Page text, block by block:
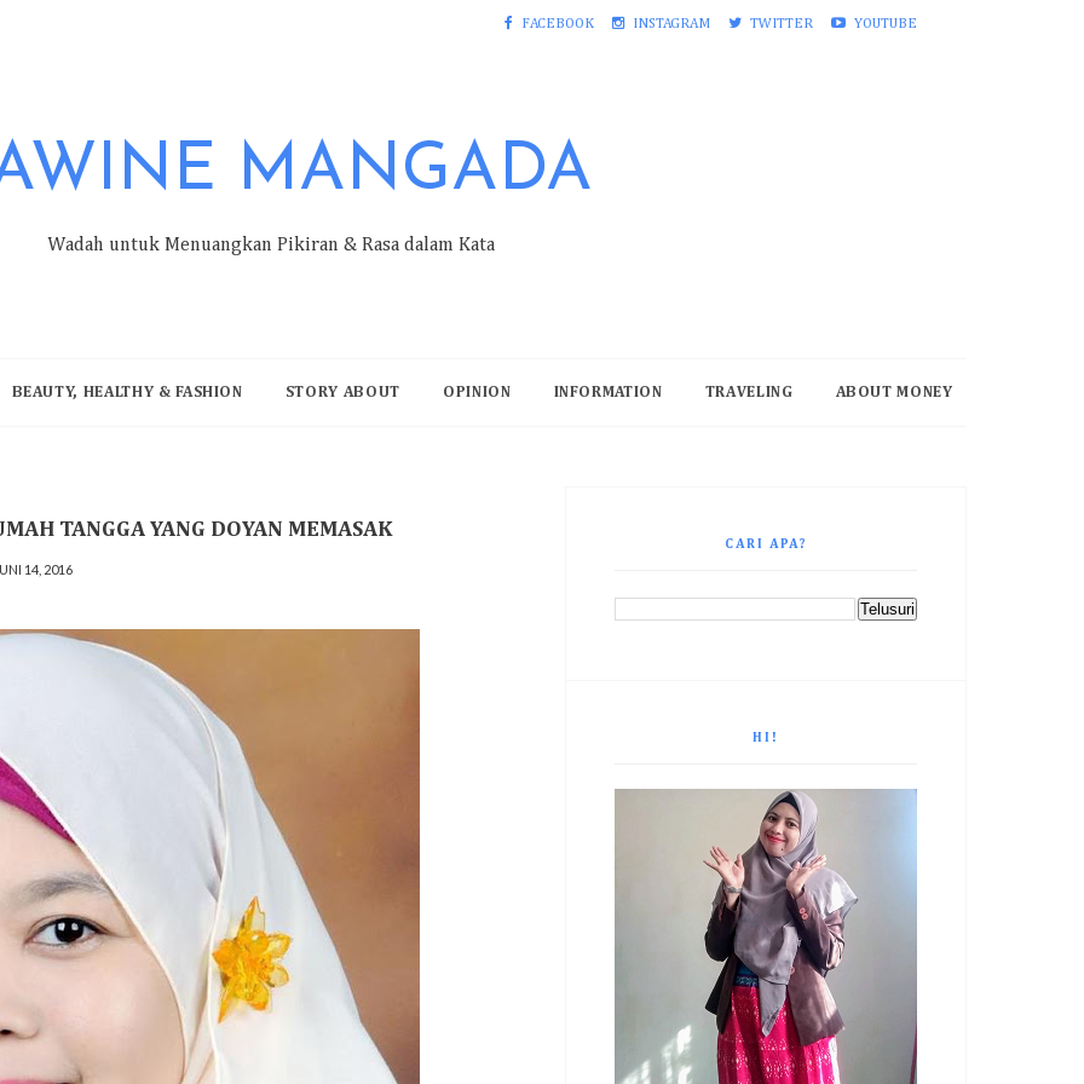
FACEBOOK INSTAGRAM TWITTER YOUTUBE
MANGADA
Wadah untuk Menuangkan Pikiran & Rasa dalam Kata
BEAUTY, HEALTHY & FASHION STORY ABOUT OPINION INFORMATION TRAVELING ABOUT MONEY
TANGGA YANG DOYAN MEMASAK
14, 2016
CARI APA?
HI!